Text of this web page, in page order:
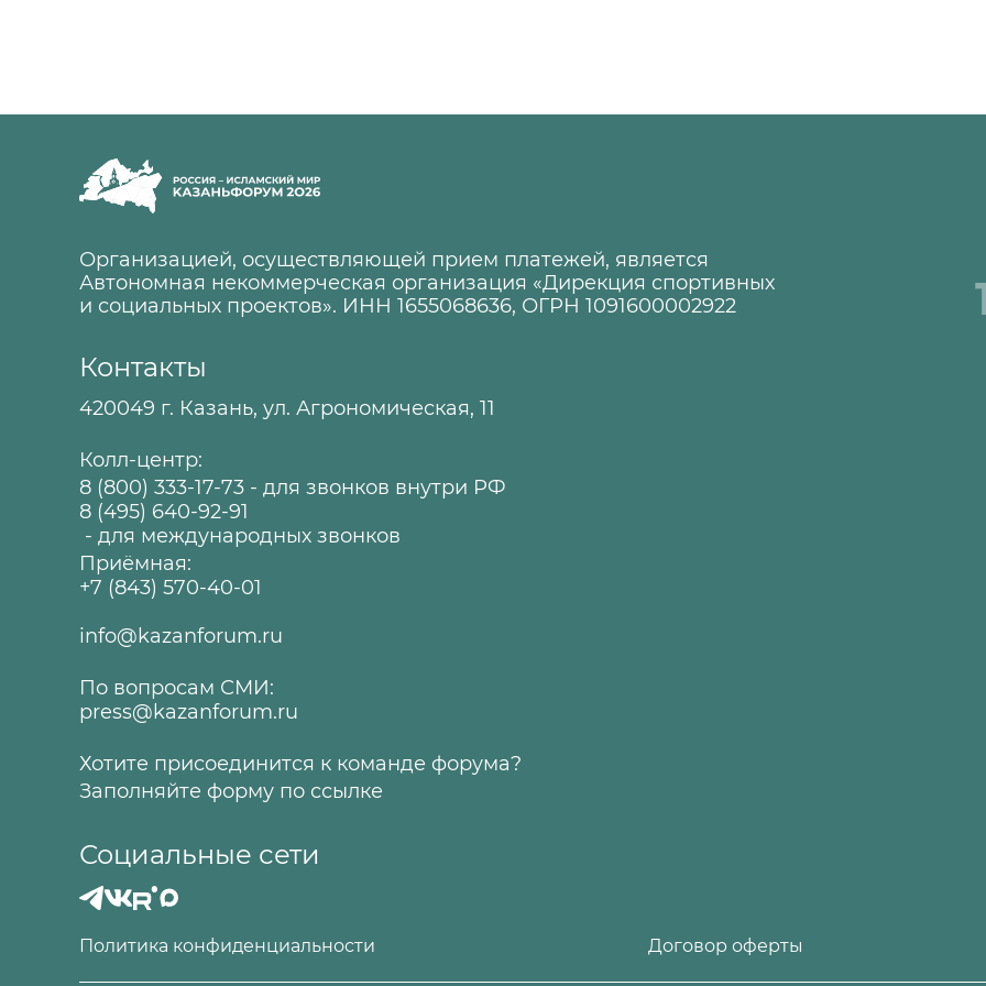
Организацией, осуществляющей прием платежей, является
Автономная некоммерческая организация «Дирекция спортивных
и социальных проектов». ИНН 1655068636, ОГРН 1091600002922
Контакты
420049 г. Казань, ул. Агрономическая, 11
Колл-центр:
8 (800) 333-17-73 - для звонков внутри РФ
8 (495) 640-92-91
- для международных звонков
Приёмная:
+7 (843) 570-40-01
info@kazanforum.ru
По вопросам СМИ:
press@kazanforum.ru
Хотите присоединится к команде форума?
Заполняйте форму по ссылке
Социальные сети
Политика конфиденциальности Договор оферты